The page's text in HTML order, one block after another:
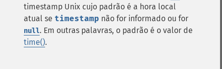
timestamp Unix cujo padrão é a hora local
atual se timestamp não for informado ou for
null. Em outras palavras, o padrão é o valor de
time().